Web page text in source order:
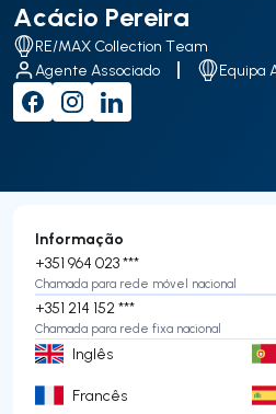
Acácio Pereira
RE/MAX Collection Team
Agente Associado
Equipa
Informação
+351 964 023 ***
Chamada para rede móvel nacional
+351 214 152 ***
Chamada para rede fixa nacional
Inglês
Francês